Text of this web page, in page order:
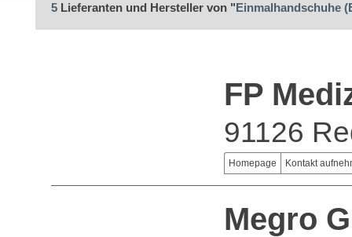
5 Lieferanten und Hersteller von "Einmalhandschuhe
FP
91126
Homepage Kontakt
Megro